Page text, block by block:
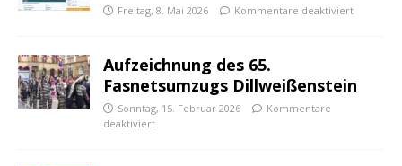
Freitag, 8. Mai 2026 Kommentare deaktiviert
Aufzeichnung des 65.
Fasnetsumzugs Dillweißenstein
Sonntag, 15. Februar 2026
Kommentare
deaktiviert